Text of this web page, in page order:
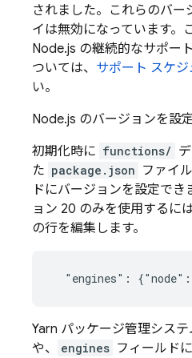
されました。これらのバー
イは無効になっています。
Node.js の継続的なサポー
ついては、 サポート スケジ
い。
Node.js のバージョンを設
初期化時に functions/
た package.json ファイ
ドにバージョンを設定で
ョン 20 のみを使用するには
の行を編集します。
Yarn パッケージ管理シス
や、
engines フィールド